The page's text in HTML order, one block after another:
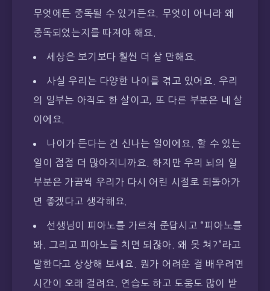
무엇에든 중독될 수 있거든요. 무엇이 아니라 왜
중독되었는지를 따져야 해요.
세상은 보기보다 훨씬 더 살 만해요.
사실 우리는 다양한 나이를 겪고 있어요. 우리
의 일부는 아직도 한 살이고, 또 다른 부분은 네 살
이에요.
나이가 든다는 건 신나는 일이에요. 할 수 있는
일이 점점 더 많아지니까요. 하지만 우리 뇌의 일
부분은 가끔씩 우리가 다시 어린 시절로 되돌아가
면 좋겠다고 생각해요.
선생님이 피아노를 가르쳐 준답시고 “피아노를
봐. 그리고 피아노를 치면 되잖아. 왜 못 쳐?”라고
말한다고 상상해 보세요. 뭔가 어려운 걸 배우려면
시간이 오래 걸려요. 연습도 하고 도움도 많이 받